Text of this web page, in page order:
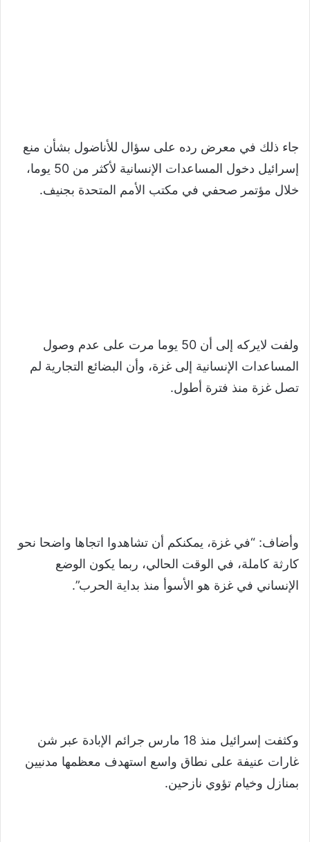
جاء ذلك في معرض رده على سؤال للأناضول بشأن منع
إسرائيل دخول المساعدات الإنسانية لأكثر من 50 يوما،
خلال مؤتمر صحفي في مكتب الأمم المتحدة بجنيف.
ولفت لايركه إلى أن 50 يوما مرت على عدم وصول
المساعدات الإنسانية إلى غزة، وأن البضائع التجارية لم
تصل غزة منذ فترة أطول.
وأضاف: “في غزة، يمكنكم أن تشاهدوا اتجاها واضحا نحو
كارثة كاملة، في الوقت الحالي، ربما يكون الوضع
الإنساني في غزة هو الأسوأ منذ بداية الحرب”.
وكثفت إسرائيل منذ 18 مارس جرائم الإبادة عبر شن
غارات عنيفة على نطاق واسع استهدف معظمها مدنيين
بمنازل وخيام تؤوي نازحين.